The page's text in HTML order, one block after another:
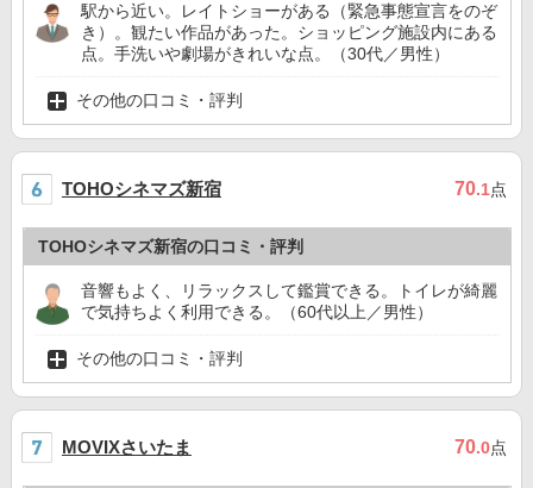
駅から近い。レイトショーがある（緊急事態宣言をのぞ
き）。観たい作品があった。ショッピング施設内にある
点。手洗いや劇場がきれいな点。（30代／男性）
その他の口コミ・評判
TOHOシネマズ新宿 70.1点
TOHOシネマズ新宿の口コミ・評判
音響もよく、リラックスして鑑賞できる。トイレが綺麗
で気持ちよく利用できる。（60代以上／男性）
その他の口コミ・評判
MOVIXさいたま 70.0点